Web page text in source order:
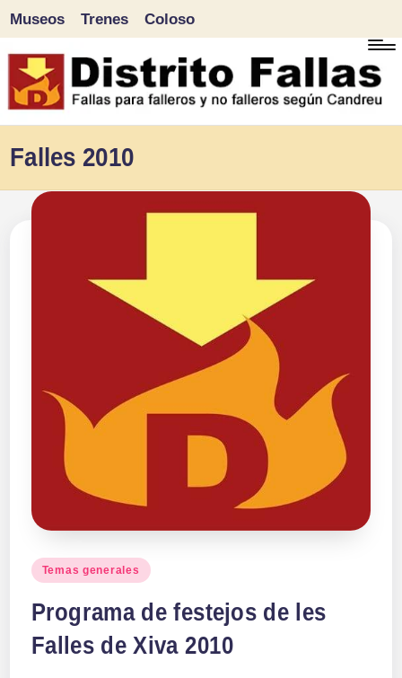
Saltar
al
Museos Trenes Coloso
Falles 2010
Publicado
Temas generales
Programa de festejos de les
Falles de Xiva 2010